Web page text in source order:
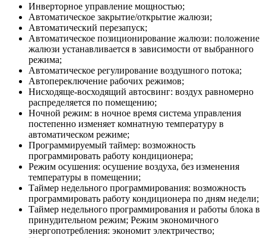
Инверторное управление мощностью;
Автоматическое закрытие/открытие жалюзи;
Автоматический перезапуск;
Автоматическое позиционирование жалюзи: положение
жалюзи устанавливается в зависимости от выбранного
режима;
Автоматическое регулирование воздушного потока;
Автопереключение рабочих режимов;
Нисходяще-восходящий автосвинг: воздух равномерно
распределяется по помещению;
Ночной режим: в ночное время система управления
постепенно изменяет комнатную температуру в
автоматическом режиме;
Программируемый таймер: возможность
программировать работу кондиционера;
Режим осушения: осушение воздуха, без изменения
температуры в помещении;
Таймер недельного программирования: возможность
программировать работу кондиционера по дням недели;
Таймер недельного программирования и работы блока в
принудительном режим; Режим экономичного
энергопотребления: экономит электричество;